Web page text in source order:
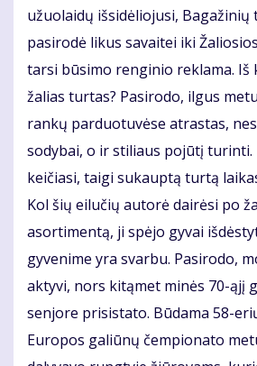
užuolaidų išsidėliojusi,
pasirodė likus savaitei iki
tarsi būsimo renginio reklama. Iš
žalias turtas? Pasirodo, ilgus
rankų parduotuvėse atrastas,
sodybai, o ir stiliaus pojūtį turinti.
keičiasi, taigi sukauptą turtą
Kol šių eilučių autorė dairėsi po
asortimentą, ji spėjo gyvai
gyvenime yra svarbu. Pasirodo,
aktyvi, nors kitąmet minės 70-ąjį
senjore prisistato. Būdama 58-
Europos galiūnų čempionato